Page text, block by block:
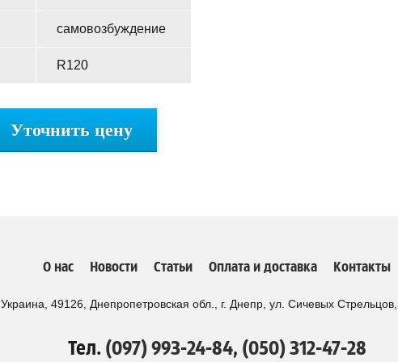
самовозбуждение
R120
Уточнить цену
О нас Новости Статьи Оплата и доставка Контакты
Украина, 49126, Днепропетровская обл., г. Днепр, ул. Сичевых
Тел. (097) 993-24-84, (050) 312-47-28